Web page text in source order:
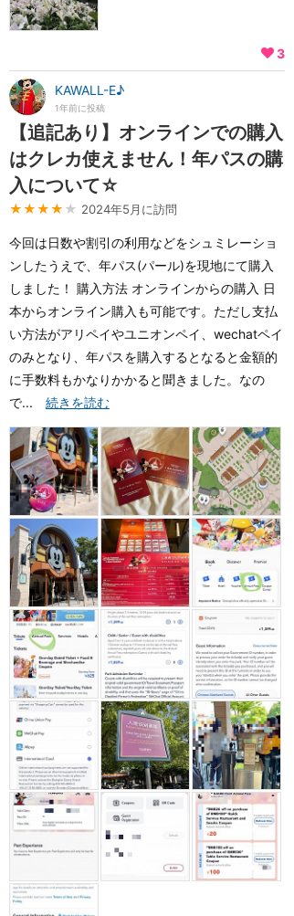
3
KAWALL-E♪
1年前に投稿
【追記あり】オンラインでの購入
はクレカ使えません！年パスの購
入について☆
★★★★ ★ 2024年5月に訪問
今回は日数や割引の利用などをシュミレーショ
ンしたうえで、年パス(パール)を現地にて購入
しました！ 購入方法 オンラインからの購入 日
本からオンライン購入も可能です。ただし支払
い方法がアリペイやユニオンペイ、wechatペイ
のみとなり、年パスを購入するとなると金額的
に手数料もかなりかかると聞きました。なの
で... 続きを読む